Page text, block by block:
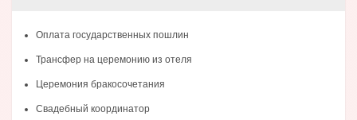
Оплата государственных пошлин
Трансфер на церемонию из отеля
Церемония бракосочетания
Свадебный координатор